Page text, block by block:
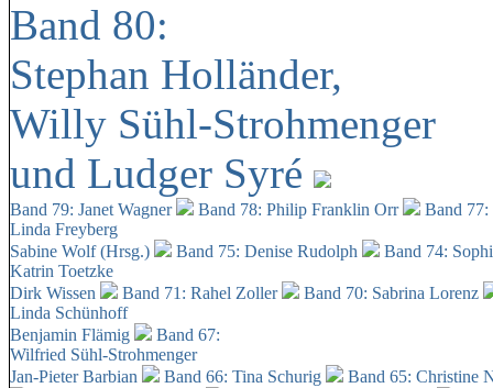
Band 80:
Stephan Holländer,
Willy Sühl-Strohmenger
und Ludger Syré
Band 79: Janet Wagner Band 78: Philip Franklin Orr
Band
Linda Freyberg
Sabine Wolf (Hrsg.)
Band 75: Denise Rudolph
Band 74:
Katrin Toetzke
Dirk Wissen
Band 71: Rahel Zoller
Band 70: Sabrina Lorenz
Linda Schünhoff
Benjamin Flämig
Band 67:
Wilfried Sühl-Strohmenger
Jan-Pieter Barbian
Band 66: Tina Schurig
Band 65: Christine